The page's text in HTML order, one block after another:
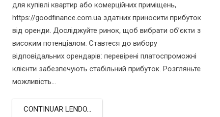
для купівлі квартир або комерційних приміщень,
https://goodfinance.com.ua здатних приносити прибуток
від оренди. Досліджуйте ринок, щоб вибрати об’єкти з
високим потенціалом. Ставтеся до вибору
відповідальних орендарів: перевірені платоспроможні
клієнти забезпечують стабільний прибуток. Розгляньте
можливість…
CONTINUAR LENDO...